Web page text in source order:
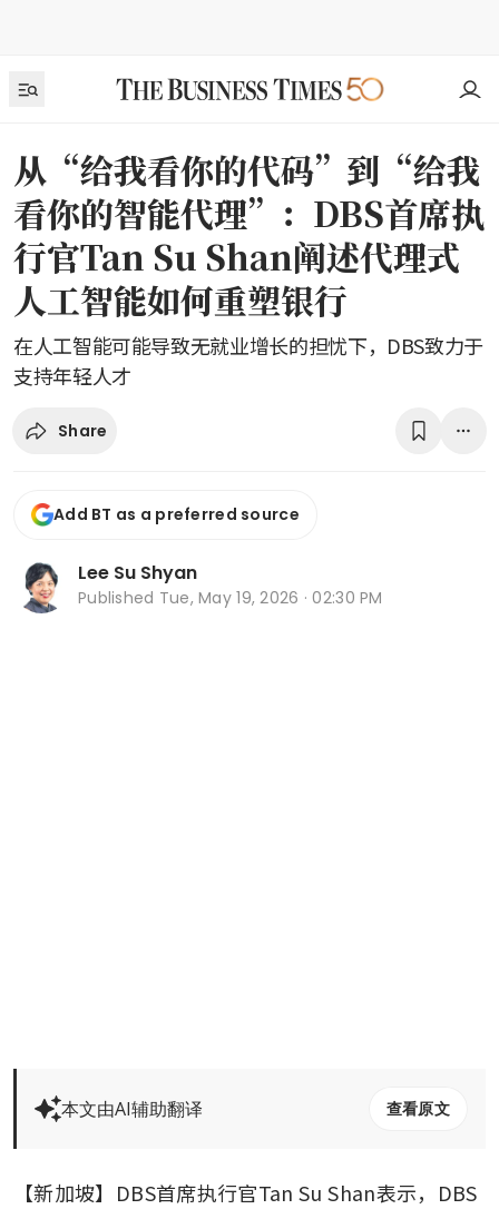
从“给我看你的代码”到“给我
看你的智能代理”：DBS首席执
行官Tan Su Shan阐述代理式
人工智能如何重塑银行
在人工智能可能导致无就业增长的担忧下，DBS致力于
支持年轻人才
Share
Add BT as a preferred source
Lee Su Shyan
Published Tue, May 19, 2026 · 02:30 PM
本文由AI辅助翻译 查看原文
【新加坡】DBS首席执行官Tan Su Shan表示，DBS